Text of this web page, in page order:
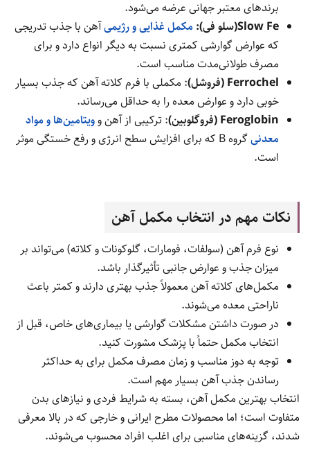
قرص فروزین: یکی از محبوب‌ترین مکمل‌های آهن ایرانی با جذب
مناسب و کمترین عوارض گوارشی. برای درمان کم‌خونی و بهبود
سطح هموگلوبین کاربرد دارد.
شربت آهن کودکان دکتر بیز: مناسب برای کودکان با طعم
مطلوب و ترکیبات کامل که جذب آهن را بهبود می‌بخشد.
کپسول آهن کیمیا فارمد
: دارای فرمولاسیون با جذب بالا و بدون
ایجاد مشکلات گوارشی معمول.
قرص آهن هلث اید ایران
: مکملی با کیفیت بالا و ترکیبات غنی
بهترین مکمل‌های آهن خارجی
FerrousSulfate (فروس سولفات): یکی از رایج‌ترین
مکمل‌های آهن با اثربخشی بالا و قیمت مناسب که در بسیاری از
برندهای معتبر جهانی عرضه می‌شود.
Slow Fe(سلو فی):مکمل غذایی و رژیمی
که عوارض گوارشی کمتری نسبت به دیگر انواع دارد و برای
مصرف طولانی‌مدت مناسب است.
Ferrochel (فروشل) : مکملی با فرم کلاته آهن که جذب بسیار
خوبی دارد و عوارض معده را به حداقل می‌رساند.
Feroglobin(فروگلوبین): ترکیبی از آهن و ویتامین‌ها و مواد
معدنی
گروه B که برای افزایش سطح انرژی و رفع خستگی موثر
است.